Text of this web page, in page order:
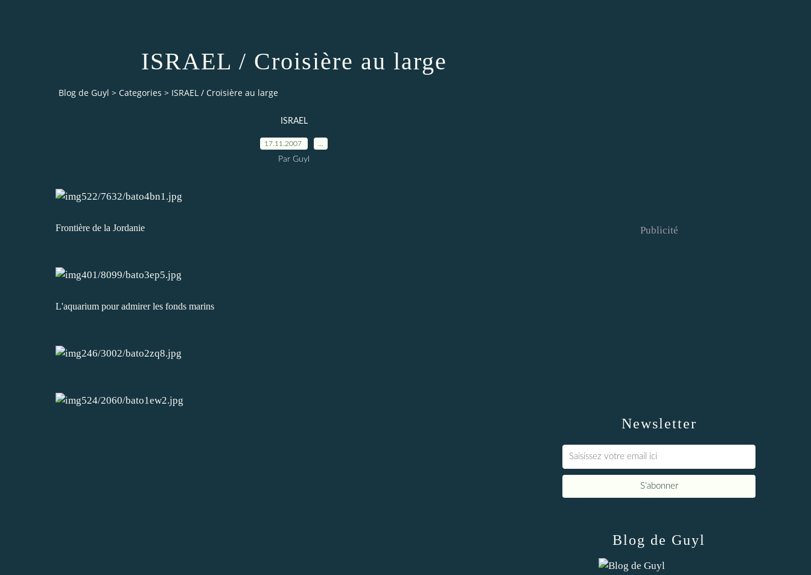
ISRAEL / Croisière au large
Blog de Guyl > Categories > ISRAEL / Croisière au large
ISRAEL
17.11.2007
Par Guyl
Frontière de la Jordanie
L'aquarium pour admirer les fonds marins
Newsletter
Publicité
Blog de Guyl